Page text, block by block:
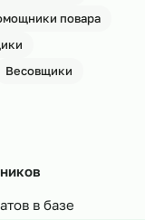
повара
Весовщики
в базе